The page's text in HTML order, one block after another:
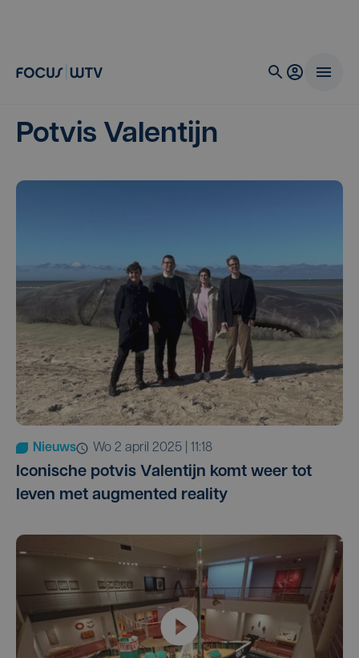
Potvis Valentijn
Nieuws wo 2 april 2025 | 11:18
Iconische potvis Valentijn komt weer tot
leven met augmented reality